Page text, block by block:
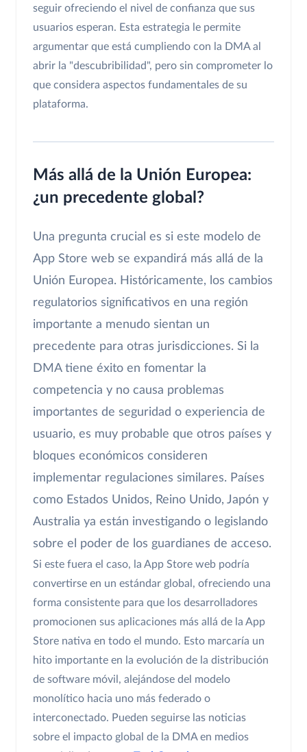
seguir ofreciendo el nivel de confianza que sus
usuarios esperan. Esta estrategia le permite
argumentar que está cumpliendo con la DMA al
abrir la "descubribilidad", pero sin comprometer lo
que considera aspectos fundamentales de su
plataforma.
Más allá de la Unión Europea:
¿un precedente global?
Una pregunta crucial es si este modelo de
App Store web se expandirá más allá de la
Unión Europea. Históricamente, los cambios
regulatorios significativos en una región
importante a menudo sientan un
precedente para otras jurisdicciones. Si la
DMA tiene éxito en fomentar la
competencia y no causa problemas
importantes de seguridad o experiencia de
usuario, es muy probable que otros países y
bloques económicos consideren
implementar regulaciones similares. Países
como Estados Unidos, Reino Unido, Japón y
Australia ya están investigando o legislando
sobre el poder de los guardianes de acceso.
Si este fuera el caso, la App Store web podría
convertirse en un estándar global, ofreciendo una
forma consistente para que los desarrolladores
promocionen sus aplicaciones más allá de la App
Store nativa en todo el mundo. Esto marcaría un
hito importante en la evolución de la distribución
de software móvil, alejándose del modelo
monolítico hacia uno más federado o
interconectado. Pueden seguirse las noticias
sobre el impacto global de la DMA en medios